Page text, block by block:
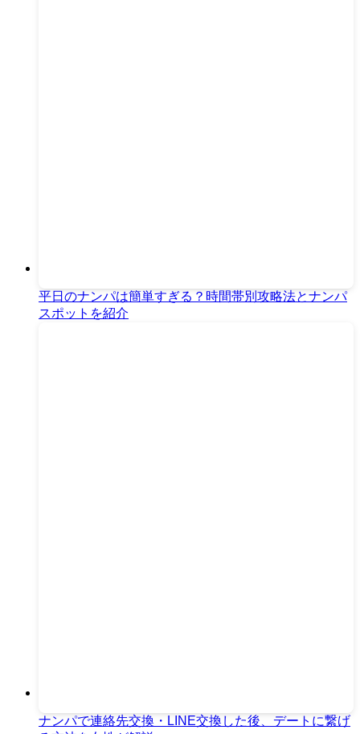
平日のナンパは簡単すぎる？時間帯別攻略法とナンパ
スポットを紹介
ナンパで連絡先交換・LINE交換した後、デートに繋げ